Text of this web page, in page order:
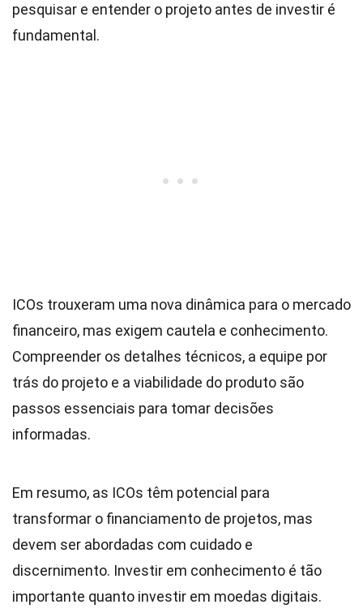
pesquisar e entender o projeto antes de investir é
fundamental.
ICOs trouxeram uma nova dinâmica para o mercado
financeiro, mas exigem cautela e conhecimento.
Compreender os detalhes técnicos, a equipe por
trás do projeto e a viabilidade do produto são
passos essenciais para tomar decisões
informadas.
Em resumo, as ICOs têm potencial para
transformar o financiamento de projetos, mas
devem ser abordadas com cuidado e
discernimento. Investir em conhecimento é tão
importante quanto investir em moedas digitais.